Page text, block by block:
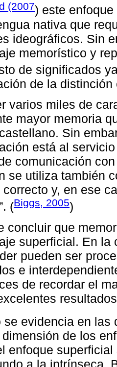
(2007) este
nativa que
ideográficos. Sin
memorístico y
de significados
de la
varios miles de
mayor memoria
Sin
está al
comunicación
se utiliza también
correcto y, en ese
(Biggs, 2005)
concluir que
superficial. En la
pueden ser
e
de recordar el
se evidencia en
de los
enfoque
a la intrínseca.